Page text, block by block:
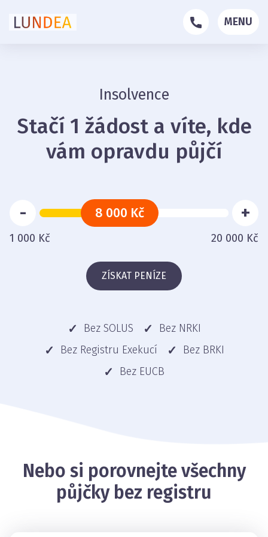
MENU
Insolvence
Stačí 1 žádost a víte, kde
vám opravdu půjčí
8 000 Kč
- +
1 000 Kč 20 000 Kč
ZÍSKAT PENÍZE
Bez SOLUS
Bez NRKI
Bez Registru Exekucí
Bez BRKI
Bez EUCB
Nebo si porovnejte všechny
půjčky bez registru